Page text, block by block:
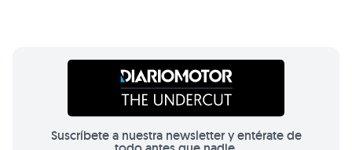
Suscríbete a nuestra newsletter y entérate de